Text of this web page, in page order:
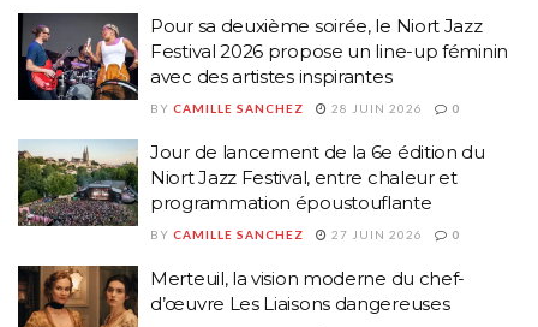
Pour sa deuxième soirée, le Niort Jazz
Festival 2026 propose un line-up féminin
avec des artistes inspirantes
BY CAMILLE SANCHEZ 28 JUIN 2026 0
Jour de lancement de la 6e édition du
Niort Jazz Festival, entre chaleur et
programmation époustouflante
BY CAMILLE SANCHEZ 27 JUIN 2026 0
Merteuil, la vision moderne du chef-
d’œuvre Les Liaisons dangereuses